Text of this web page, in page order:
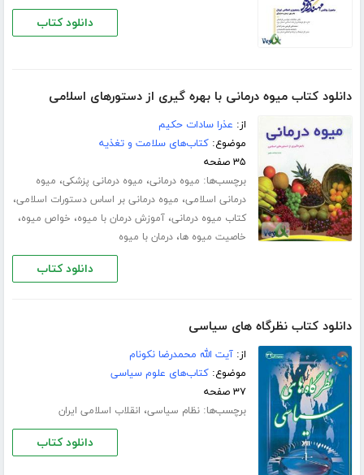
دانلود کتاب
دانلود کتاب میوه درمانی با بهره گیری از دستورهای اسلامی
از: عذرا سادات حکیم
موضوع:کتاب‌های سلامت و تغذیه
۳۵ صفحه
برچسب‌ها: میوه درمانی، میوه درمانی پزشکی، میوه
درمانی اسلامی، میوه درمانی بر اساس دستورات اسلامی،
کتاب میوه درمانی،آموزش درمان با میوه، خواص میوه،
خاصیت میوه ها،درمان با میوه
دانلود کتاب
دانلود کتاب نظرگاه‏ هاى سیاسى
از:آیت الله محمدرضا نکونام
موضوع:کتاب‌های علوم سیاسی
۳۷ صفحه
برچسب‌ها:نظام سیاسی، انقلاب اسلامی ایران
دانلود کتاب